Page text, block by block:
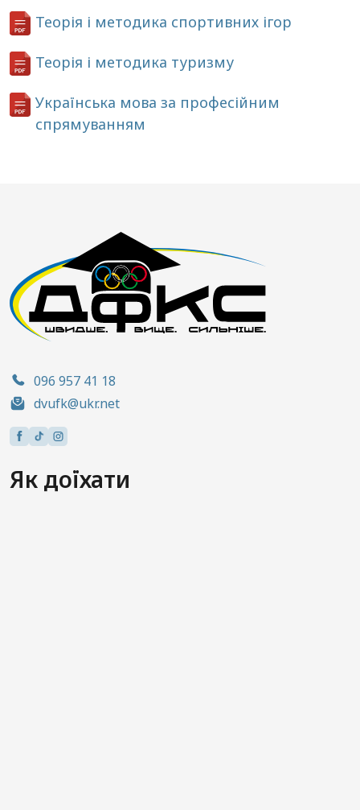
Теорія і методика спортивних ігор
Теорія і методика туризму
Українська мова за професійним
спрямуванням
096 957 41 18
dvufk@ukr.net
Як доїхати